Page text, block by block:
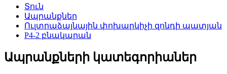
Տուն
Ապրանքներ
Ուլտրաձայնային փոխարկիչի զոնդի պատյան
P4-2 բնակարան
Ապրանքների կատեգորիաներ